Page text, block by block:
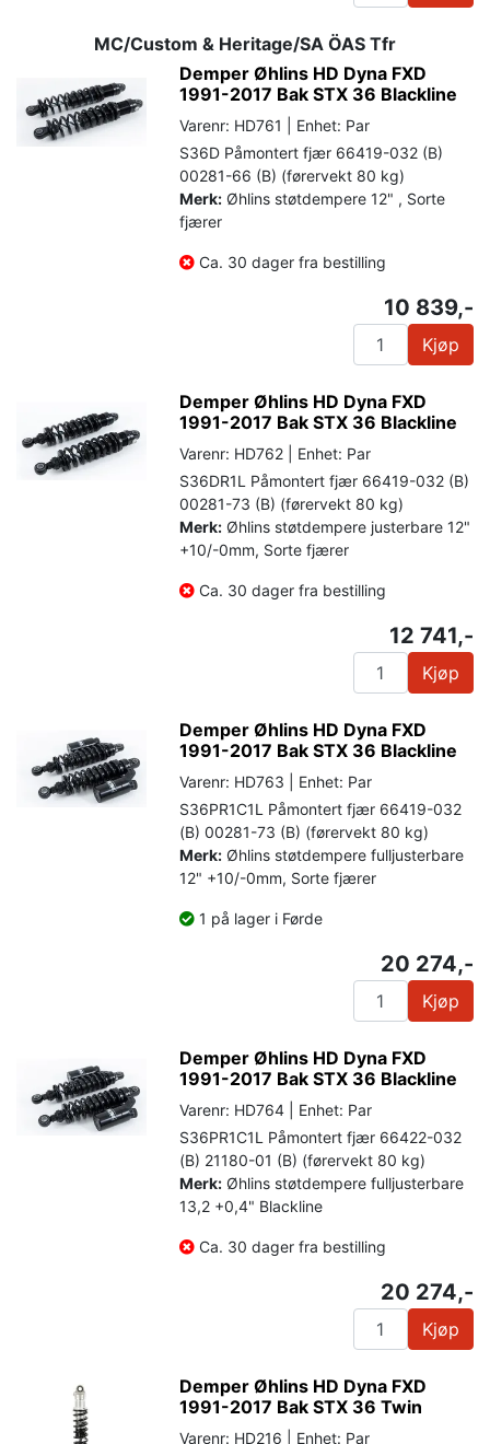
MC/Custom & Heritage/SA ÖAS Tfr
Demper Øhlins HD Dyna FXD
1991-2017 Bak STX 36 Blackline
Varenr: HD761 | Enhet: Par
S36D Påmontert fjær 66419-032 (B)
00281-66 (B) (førervekt 80 kg)
Merk: Øhlins støtdempere 12" , Sorte
fjærer
Ca. 30 dager fra bestilling
10 839,-
Kjøp
Demper Øhlins HD Dyna FXD
1991-2017 Bak STX 36 Blackline
Varenr: HD762 | Enhet: Par
S36DR1L Påmontert fjær 66419-032 (B)
00281-73 (B) (førervekt 80 kg)
Merk: Øhlins støtdempere justerbare 12"
+10/-0mm, Sorte fjærer
Ca. 30 dager fra bestilling
12 741,-
Kjøp
Demper Øhlins HD Dyna FXD
1991-2017 Bak STX 36 Blackline
Varenr: HD763 | Enhet: Par
S36PR1C1L Påmontert fjær 66419-032
(B) 00281-73 (B) (førervekt 80 kg)
Merk: Øhlins støtdempere fulljusterbare
12" +10/-0mm, Sorte fjærer
1 på lager i Førde
20 274,-
Kjøp
Demper Øhlins HD Dyna FXD
1991-2017 Bak STX 36 Blackline
Varenr: HD764 | Enhet: Par
S36PR1C1L Påmontert fjær 66422-032
(B) 21180-01 (B) (førervekt 80 kg)
Merk: Øhlins støtdempere fulljusterbare
13,2 +0,4" Blackline
Ca. 30 dager fra bestilling
20 274,-
Kjøp
Demper Øhlins HD Dyna FXD
1991-2017 Bak STX 36 Twin
Varenr: HD216 | Enhet: Par